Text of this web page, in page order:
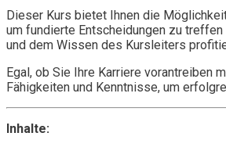
Dieser Kurs bietet Ihnen die
um fundierte Entscheidungen zu
und dem Wissen des Kursleiters
Egal, ob Sie Ihre Karriere vorantreiben
Fähigkeiten und Kenntnisse, um
Inhalte: